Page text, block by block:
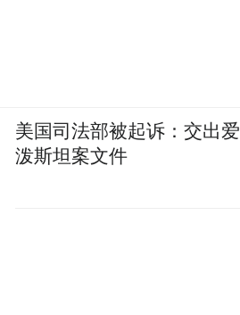
美国司法部被起诉：交出爱
泼斯坦案文件